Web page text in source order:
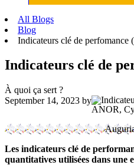
All Blogs
Blog
Indicateurs clé de perfomance
Indicateurs clé de
À quoi ça sert ?
September 14, 2023 by
ANOR,
Les indicateurs clé de
quantitatives utilisées dans une